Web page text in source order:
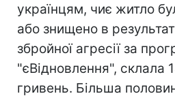
українцям, чиє житло
або знищено в
збройної агресії за
"єВідновлення", склала
гривень. Більша